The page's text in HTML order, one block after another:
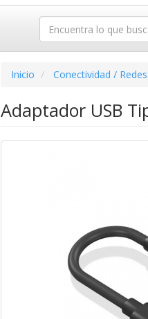
Inicio Conectividad / Redes
Adaptador USB